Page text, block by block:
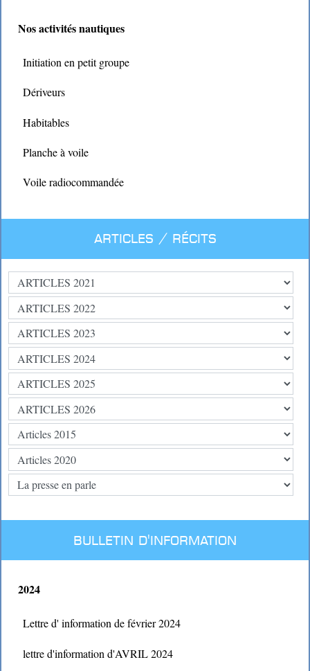
Nos activités nautiques
Initiation en petit groupe
Dériveurs
Habitables
Planche à voile
Voile radiocommandée
Articles / Récits
BULLETIN D'INFORMATION
2024
Lettre d' information de février 2024
lettre d'information d'AVRIL 2024